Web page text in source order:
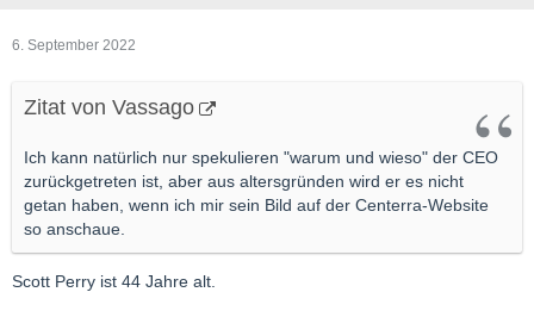
6. September 2022
Zitat von Vassago
Ich kann natürlich nur spekulieren "warum und wieso" der CEO
zurückgetreten ist, aber aus altersgründen wird er es nicht
getan haben, wenn ich mir sein Bild auf der Centerra-Website
so anschaue.
Scott Perry ist 44 Jahre alt.